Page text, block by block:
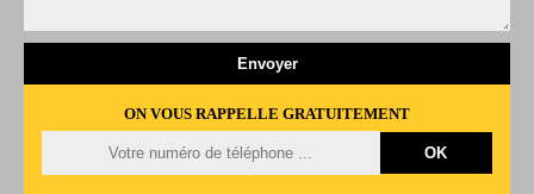
ON VOUS RAPPELLE GRATUITEMENT